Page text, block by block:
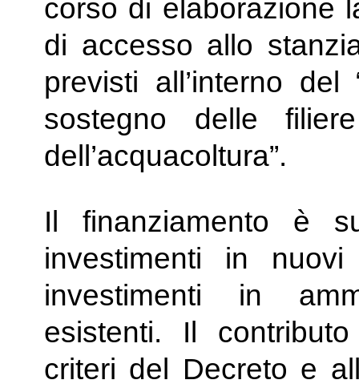
corso di elaborazione
di accesso allo
previsti all’interno
sostegno delle
dell’acquacoltura”.
Il finanziamento è
investimenti in
investimenti in
esistenti. Il
criteri del Decreto e